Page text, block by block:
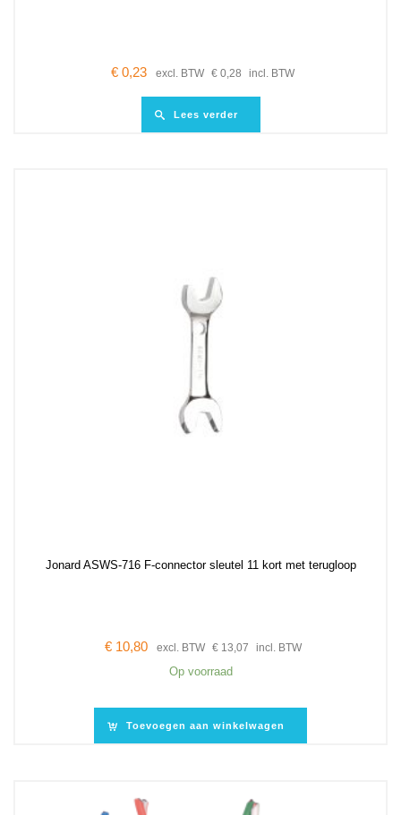
€ 0,23 excl. BTW € 0,28 incl. BTW
Lees verder
Jonard ASWS-716 F-connector sleutel 11 kort met terugloop
€10,80 excl. BTW €13,07 incl. BTW
Op voorraad
Toevoegen aan winkelwagen